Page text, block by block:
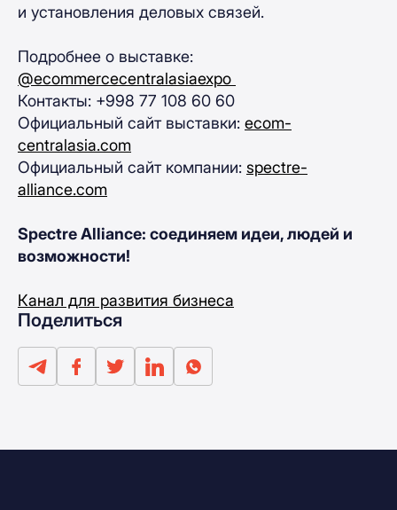
и установления деловых связей.
Подробнее о выставке:
@ecommercecentralasiaexpo
Контакты: +998 77 108 60 60
Официальный сайт выставки: ecom-
centralasia.com
Официальный сайт компании: spectre-
alliance.com
Spectre Alliance: соединяем идеи, людей и
возможности!
Канал для развития бизнеса
Поделиться